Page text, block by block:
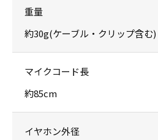
重量
約30g(ケーブル・クリップ含む)
マイクコード長
約85cm
イヤホン外径